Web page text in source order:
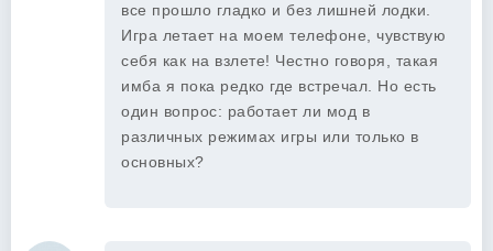
все прошло гладко и без лишней лодки.
Игра летает на моем телефоне, чувствую
себя как на взлете! Честно говоря, такая
имба я пока редко где встречал. Но есть
один вопрос: работает ли мод в
различных режимах игры или только в
основных?